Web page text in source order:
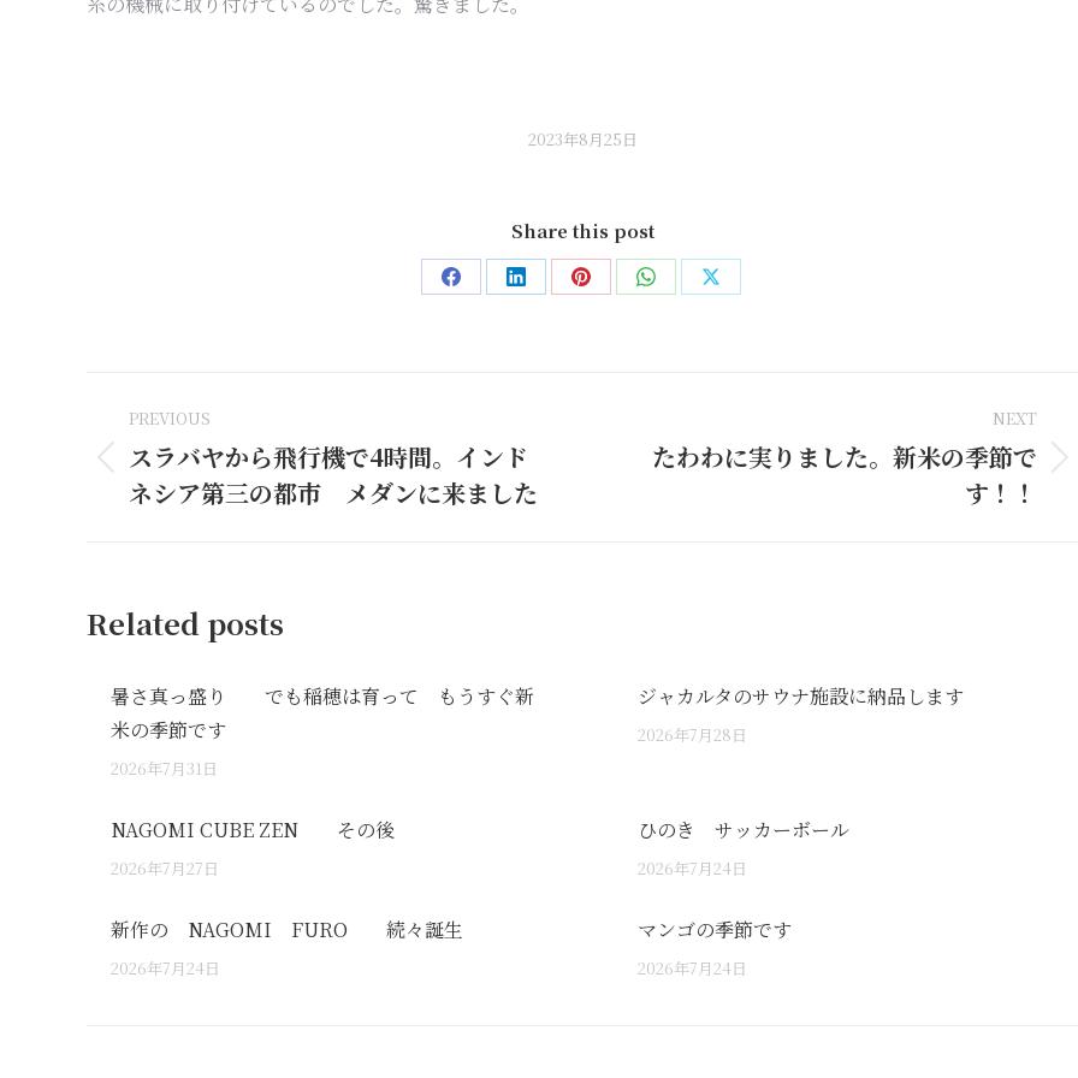
2023年8月25日
Share this post
Share Share Share Share Share
Post
navigation
PREVIOUS
Previous
post:
スラバヤから飛行機で4時間。インド
ネシア第三の都市 メダンに来ました
NEXT
Nextたわわに実りました。新米の季節で
す！！
Related posts
暑さ真っ盛り でも稲穂は育って もうすぐ新
米の季節です
2026年7月31日
ジャカルタのサウナ施設に納品します
2026年7月28日
NAGOMI CUBE ZEN その後
2026年7月27日
ひのき サッカーボール
2026年7月24日
新作の NAGOMI FURO 続々誕生
2026年7月24日
マンゴの季節です
2026年7月24日